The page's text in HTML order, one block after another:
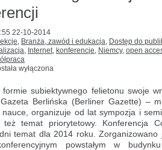
22-10-2014
, Branża, zawód i edukacja, Dostęp do
, Internet, konferencje, Niemcy, open
konferencji
wyłączona
subiektywnego felietonu swoje
Berlińska (Berliner Gazette) –
organizuje od lat sympozja i
też temat priorytetowy. Konferencja
temat dla 2014 roku.
powstałym w